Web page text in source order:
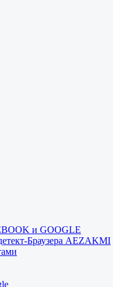
и GOOGLE
Браузера AEZAKMI